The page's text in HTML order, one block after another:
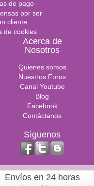
de pago
por ser
cliente
de cookies
Acerca de
Nosotros
Quienes somos
Nuestros Foros
Canal Youtube
Blog
Facebook
Contáctanos
Síguenos
Envíos en 24 horas